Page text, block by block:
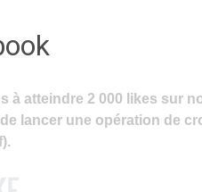
à atteindre 2 000 likes sur
lancer une opération de